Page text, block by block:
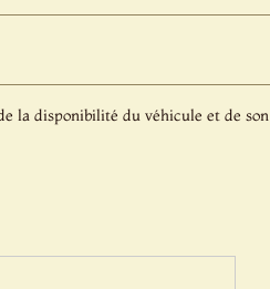
la disponibilité du véhicule et de son